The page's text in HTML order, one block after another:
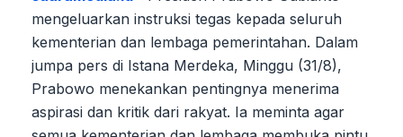
mengeluarkan instruksi tegas kepada seluruh
kementerian dan lembaga pemerintahan. Dalam
jumpa pers di Istana Merdeka, Minggu (31/8),
Prabowo menekankan pentingnya menerima
aspirasi dan kritik dari rakyat. Ia meminta agar